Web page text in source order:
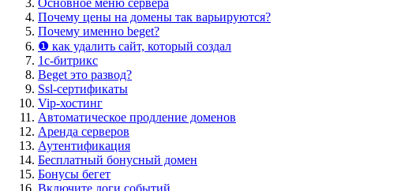
Почему цены на домены так варьируются?
Почему именно beget?
❶ как удалить сайт, который создал
1c-битрикс
Beget это развод?
Ssl-сертификаты
Vip-хостинг
Автоматическое продление доменов
Аренда серверов
Аутентификация
Бесплатный бонусный домен
Бонусы бегет
Включите логи событий